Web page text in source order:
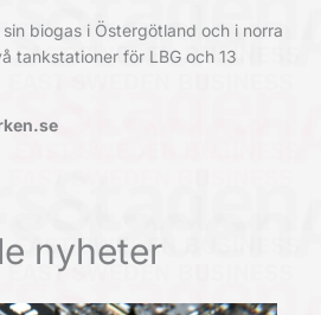
biogas i Östergötland och i norra
tankstationer för LBG och 13
nyheter